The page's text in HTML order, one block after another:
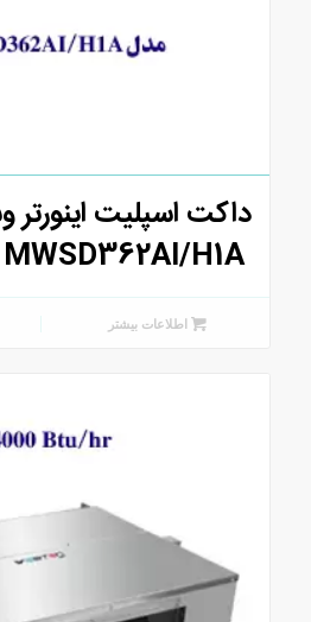
داکت اسپلیت اینورتر
MWSD362AI/H1A
اطلاعات بیشتر